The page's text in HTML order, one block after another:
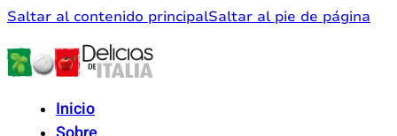
Saltar al contenido principalSaltar al pie de página
Inicio